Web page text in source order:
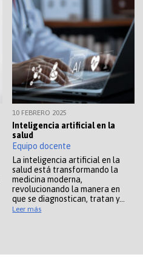
10 FEBRERO 2025
Inteligencia artificial en la
salud
Equipo docente
La inteligencia artificial en la
salud está transformando la
medicina moderna,
revolucionando la manera en
que se diagnostican, tratan y…
Leer más